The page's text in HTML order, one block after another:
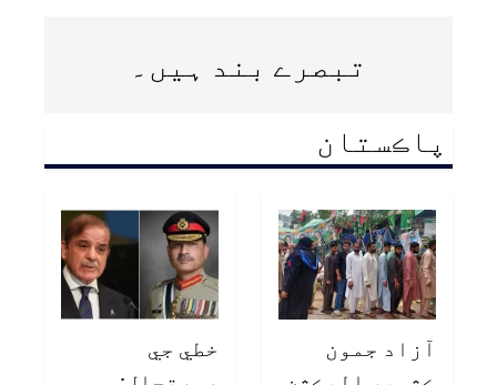
تبصرے بند ہیں۔
پاڪستان
آزاد جمون
خطي جي